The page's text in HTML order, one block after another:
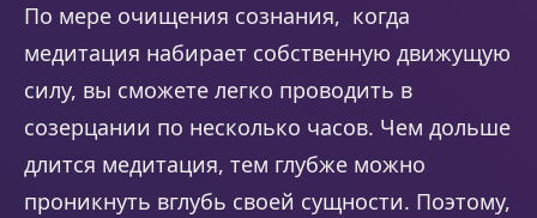
По мере очищения сознания, когда
медитация набирает собственную движущую
силу, вы сможете легко проводить в
созерцании по несколько часов. Чем дольше
длится медитация, тем глубже можно
проникнуть вглубь своей сущности. Поэтому,